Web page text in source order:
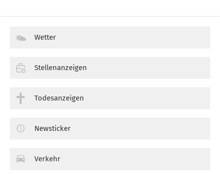
Wetter
Stellenanzeigen
Todesanzeigen
Newsticker
Verkehr